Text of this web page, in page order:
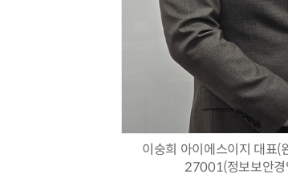
이숭희 아이에스이지 대표(
27001(정보보안경